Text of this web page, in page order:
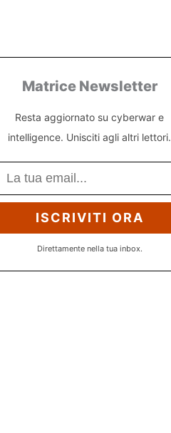
Matrice Newsletter
Resta aggiornato su cyberwar e
intelligence. Unisciti agli altri lettori.
ISCRIVITI ORA
Direttamente nella tua inbox.